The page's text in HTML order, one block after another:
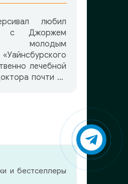
любил
с Джоржем
молодым
лечебной
почти не
и бестселлеры